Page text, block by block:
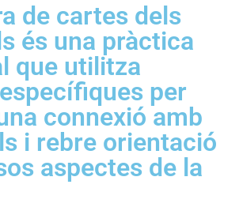
de cartes dels
és una pràctica
que utilitza
per
connexió amb
i rebre orientació
aspectes de la